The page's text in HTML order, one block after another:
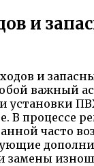
и
и
важный
установки
В процессе
часто
замены